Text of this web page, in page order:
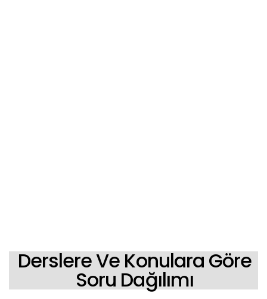
Derslere Ve Konulara Göre
Soru Dağılımı